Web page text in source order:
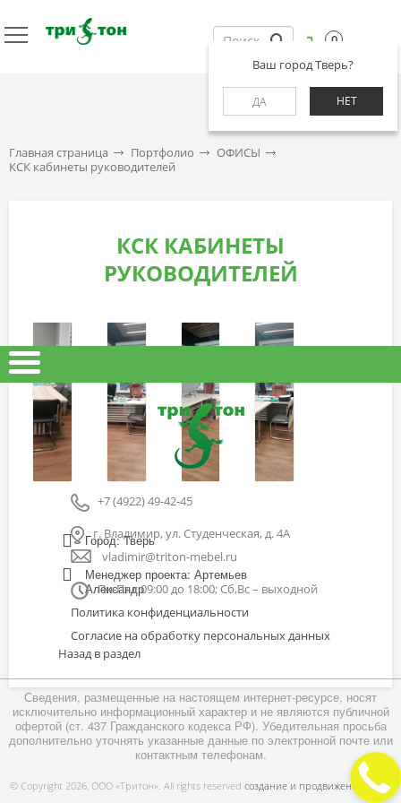
Ваш город Тверь?
ДА НЕТ
0
Главная страница Портфолио
ОФИСЫ
КСК кабинеты руководителей
КСК КАБИНЕТЫ
РУКОВОДИТЕЛЕЙ
Город: Тверь
Менеджер проекта: Артемьев
Александр
Назад в раздел
+7 (4922) 49-42-45
г. Владимир, ул. Студенческая, д. 4А
vladimir@triton-mebel.ru
Пн-Пт с 09:00 до 18:00; Сб,Вс – выходной
Политика конфиденциальности
Согласие на обработку персональных данных
Сведения, размещенные на настоящем интернет-ресурсе, носят
исключительно информационный характер и не являются публичной
офертой (ст. 437 Гражданского кодекса РФ). Убедительная просьба
дополнительно уточнять указанные данные по электронной почте или
контактным телефонам.
© Copyright 2026, ООО «Тритон». All rights reserved создание и продвижение сайта